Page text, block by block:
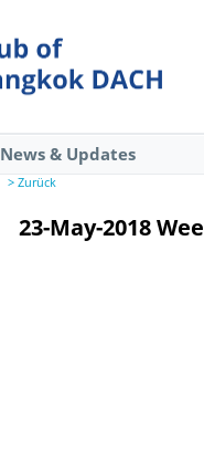
News & Updates
> Zurück
23-May-2018